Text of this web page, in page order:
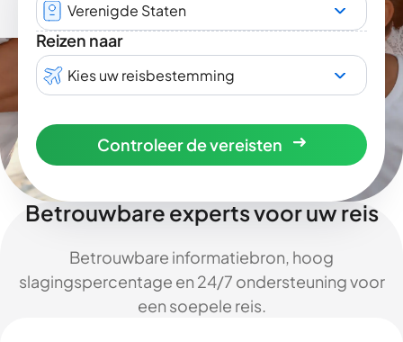
Verenigde Staten
Reizen naar
Kies uw reisbestemming
Controleer de vereisten
Betrouwbare experts voor uw reis
Betrouwbare informatiebron, hoog
slagingspercentage en 24/7 ondersteuning voor
een soepele reis.